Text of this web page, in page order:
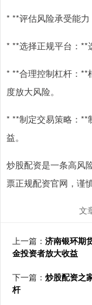
* **评估风险承受能
* **选择正规平台：**
* **合理控制杠杆：**
度放大风险。
* **制定交易策略：**
益。
炒股配资是一条高风
票正规配资官网，谨
文
上一篇： 济南银环期
金投资者放大收益
下一篇： 炒股配资之
杆